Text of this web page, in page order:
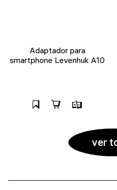
Adaptador para
smartphone Levenhuk A10
ver